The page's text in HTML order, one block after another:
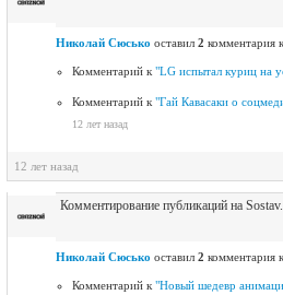
Николай Сюсько оставил 2 комментария к
Комментарий к "LG испытал куриц на
Комментарий к "Гай Кавасаки о
12 лет назад
12 лет назад
Комментирование публикаций на
Николай Сюсько оставил 2 комментария к
Комментарий к "Новый шедевр